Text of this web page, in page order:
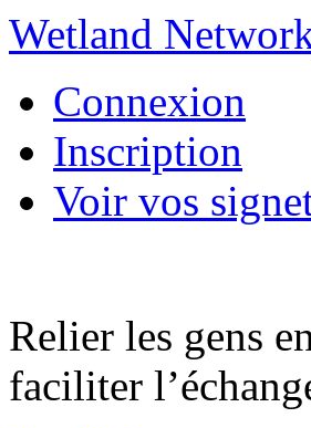
Wetland
Connexion
Inscription
Voir vos
Relier les gens
faciliter